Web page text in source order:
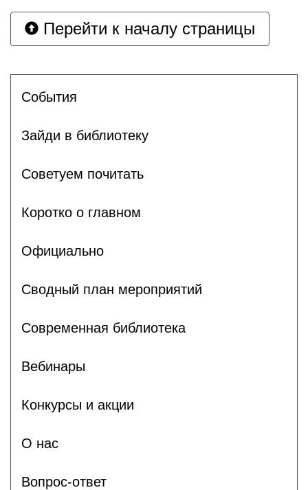
Перейти к началу страницы
События
Зайди в библиотеку
Советуем почитать
Коротко о главном
Официально
Сводный план мероприятий
Современная библиотека
Вебинары
Конкурсы и акции
О нас
Вопрос-ответ